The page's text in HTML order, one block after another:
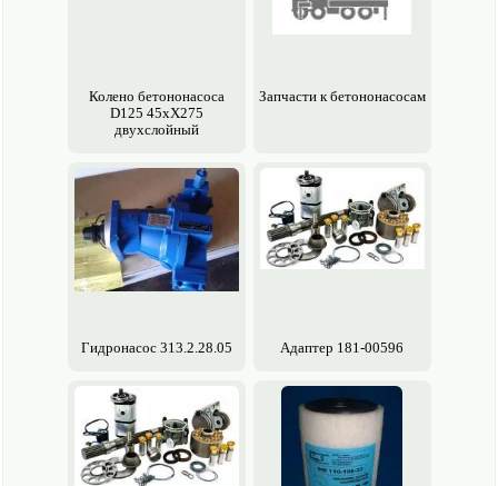
Колено бетононасоса
D125 45хХ275
двухслойный
Запчасти к бетононасосам
Гидронасос 313.2.28.05 Адаптер 181-00596